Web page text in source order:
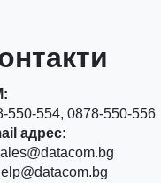
554, 0878-550-556
адрес: